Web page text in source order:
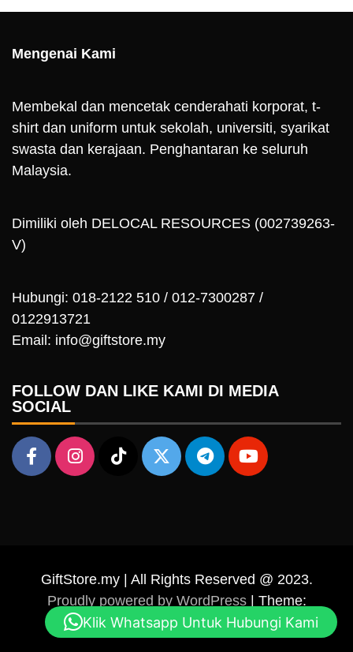
Mengenai Kami
Membekal dan mencetak cenderahati korporat, t-
shirt dan uniform untuk sekolah, universiti, syarikat
swasta dan kerajaan. Penghantaran ke seluruh
Malaysia.
Dimiliki oleh DELOCAL RESOURCES (002739263-
V)
Hubungi: 018-2122 510 / 012-7300287 /
0122913721
Email: info@giftstore.my
FOLLOW DAN LIKE KAMI DI MEDIA
SOCIAL
GiftStore.my | All Rights Reserved @ 2023.
Proudly powered by WordPress
Theme:
Falcha News byCandid Themes.
Klik Whatsapp Untuk Hubungi Kami